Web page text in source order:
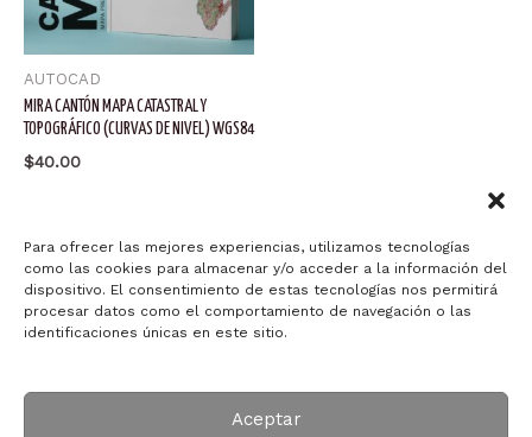
Para ofrecer las mejores experiencias, utilizamos tecnologías
como las cookies para almacenar y/o acceder a la información del
dispositivo. El consentimiento de estas tecnologías nos permitirá
procesar datos como el comportamiento de navegación o las
identificaciones únicas en este sitio.
Aceptar
AUTOCAD
MIRA CANTÓN MAPA CATASTRAL Y
TOPOGRÁFICO (CURVAS DE NIVEL) WGS84
$40.00
Copyright © 2026 Arquitectura ID-ART